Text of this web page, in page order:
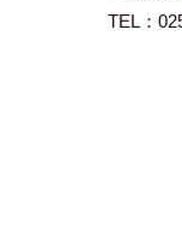
TEL：